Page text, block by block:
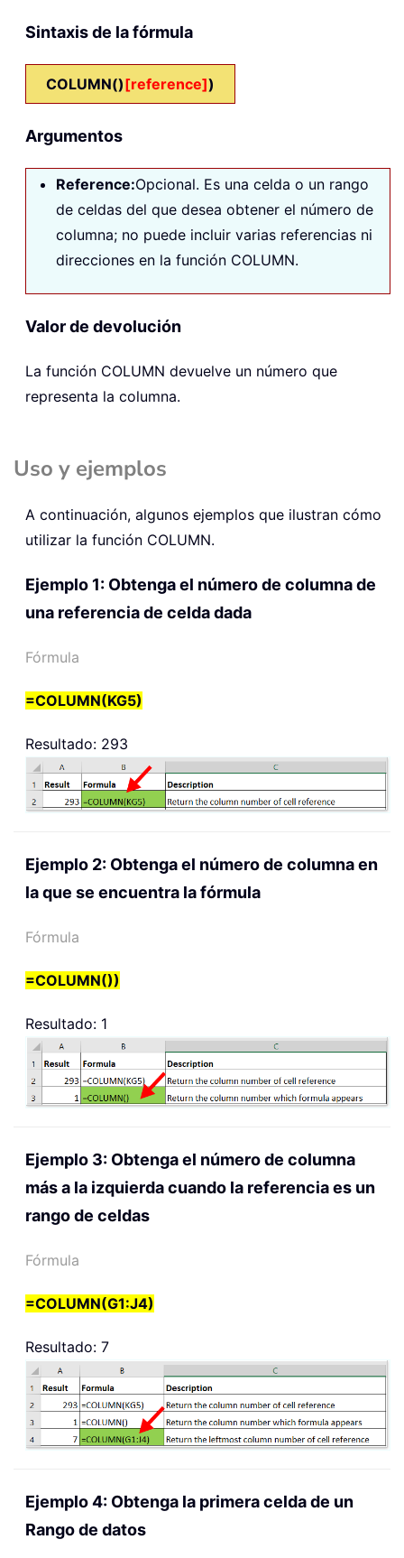
Sintaxis de la fórmula
COLUMN()[reference])
Argumentos
Reference:Opcional. Es una celda o un rango
de celdas del que desea obtener el número de
columna; no puede incluir varias referencias ni
direcciones en la función COLUMN.
Valor de devolución
La función COLUMN devuelve un número que
representa la columna.
Uso y ejemplos
A continuación, algunos ejemplos que ilustran cómo
utilizar la función COLUMN.
Ejemplo 1: Obtenga el número de columna de
una referencia de celda dada
Fórmula
=COLUMN(KG5)
Resultado: 293
Ejemplo 2: Obtenga el número de columna en
la que se encuentra la fórmula
Fórmula
=COLUMN())
Resultado: 1
Ejemplo 3: Obtenga el número de columna
más a la izquierda cuando la referencia es un
rango de celdas
Fórmula
=COLUMN(G1:J4)
Resultado: 7
Ejemplo 4: Obtenga la primera celda de un
Rango de datos